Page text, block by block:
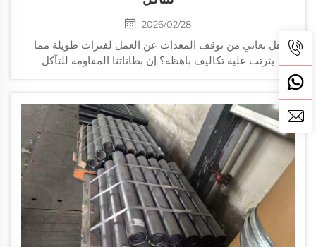
2026/02/28
هل تعاني من توقف المعدات عن العمل لفترات طويلة مما
يترتب عليه تكاليف باهظة؟ إن بطاناتنا المقاومة للتآكل
والمُصممة خصيصًا تمدّد عمر المعدات، وتقلل تكاليف الصيانة،